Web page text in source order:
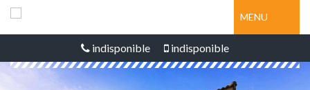
MENU
indisponible indisponible